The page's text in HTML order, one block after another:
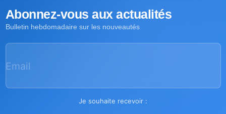
Abonnez-vous aux actualités
Bulletin hebdomadaire sur les nouveautés
Email
Je souhaite recevoir :